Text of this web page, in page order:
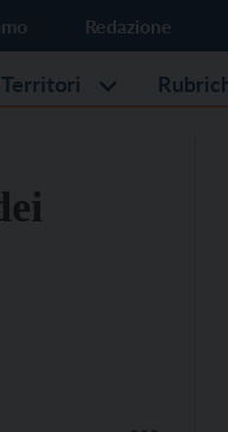
Redazione
Territori